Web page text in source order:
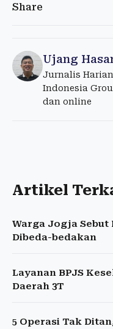
Share
Ujang
Jurnalis
Indonesia
dan online
Artikel
Warga Jogja Sebut
Dibeda-bedakan
Layanan BPJS
Daerah 3T
5 Operasi Tak